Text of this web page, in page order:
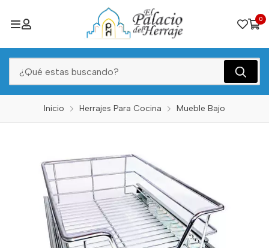
0
Inicio Herrajes Para Cocina Mueble Bajo